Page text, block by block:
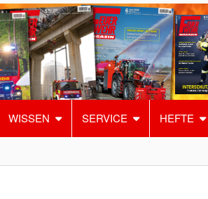
WISSEN SERVICE HEFTE